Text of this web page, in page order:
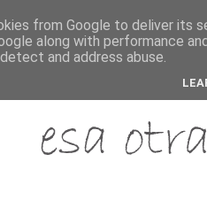
from Google to deliver its
along with performance
and address abuse.